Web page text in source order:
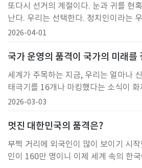
부역자 색출의 선두 희생자 또한 공무
미래가 어떻게
또다시 선거의 계절이다. 눈과 귀를 현
난다. 우리는 선택한다. 정치인이라는
무엇을 기대해야 하나.국가의 품격은 결
이기 때문이다. 그러나 정치의 품격을
하지만 정치의 수준은 정치인만으로 만
유권자와 정치 구조
2026-04-01
국가 운영의 품격이 국가의 미래를
세계가 주목하는 지금, 우리는 얼마나
태극기를 16개나 마킹했다는 소식이
크 기업들이 한국의 인공지능(AI)·반도
로 언급된다. 산업 입국의 클라이맥스가
을 것이라는 낙관도 나온다.그렇다면
국가가 아닌가.
2026-03-03
멋진 대한민국의 품격은?
부쩍 거리에 외국인이 많이 보이기 시
인이 160만 명이니 이제 세계 속의 한